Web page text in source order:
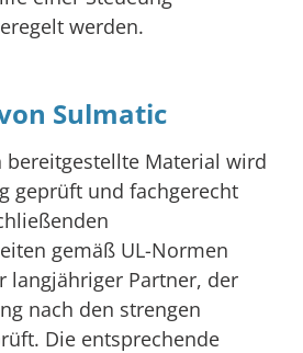
werden.
Sulmatic
bereitgestellte Material wird
geprüft und fachgerecht
gemäß UL-Normen
langjähriger Partner, der
nach den strengen
Die entsprechende